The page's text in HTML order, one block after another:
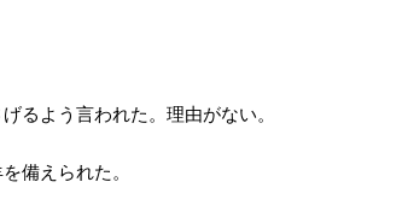
るよう言われた。理由がない。
備えられた。